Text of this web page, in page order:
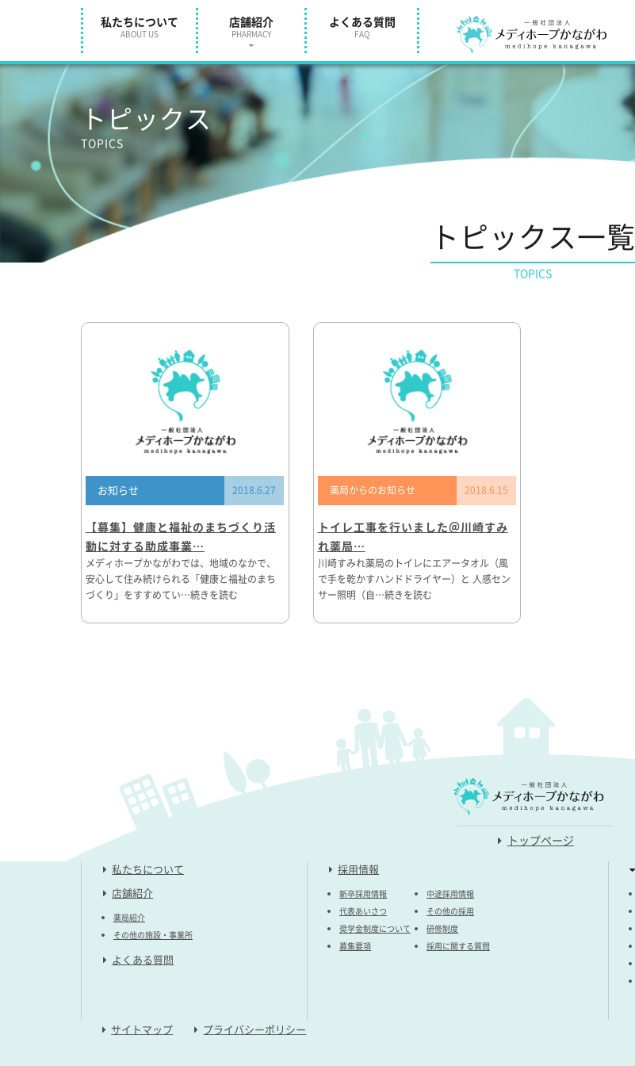
私たちについて
ABOUT US
店舗紹介
PHARMACY
よくある質問
FAQ
トピックス
TOPICS
トピックス一覧
TOPICS
お知らせ 2018.6.27
【募集】健康と福祉のまちづくり活
動に対する助成事業…
メディホープかながわでは、地域のなかで、
安心して住み続けられる「健康と福祉のまち
づくり」をすすめてい…続きを読む
薬局からのお知らせ 2018.6.15
トイレ工事を行いました＠川崎すみ
れ薬局…
川崎すみれ薬局のトイレにエアータオル（風
で手を乾かすハンドドライヤー）と 人感セン
サー照明（自…続きを読む
トップページ
私たちについて
店舗紹介
薬局紹介
その他の施設・事業所
よくある質問
採用情報
新卒採用情報
代表あいさつ
奨学金制度について
募集要項
中途採用情報
その他の採用
研修制度
採用に関する質問
サイトマップ プライバシーポリシー